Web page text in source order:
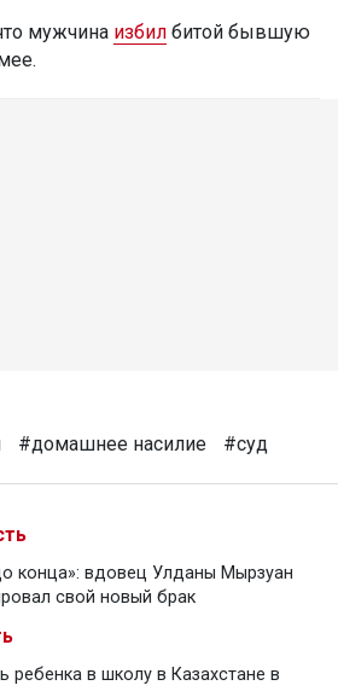
мужчина избил битой бывшую
#домашнее насилие #суд
конца»: вдовец Улданы Мырзуан
свой новый брак
ребенка в школу в Казахстане в